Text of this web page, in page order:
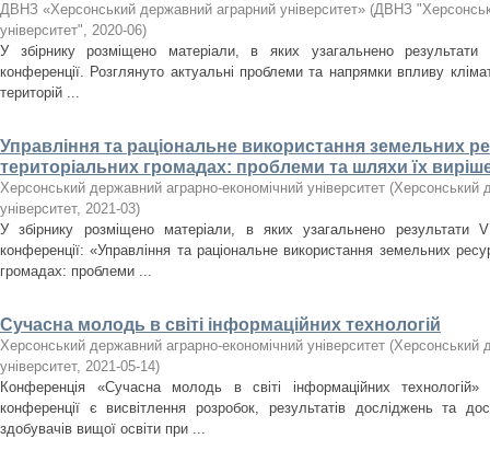
ДВНЗ «Херсонський державний аграрний університет» (ДВНЗ
університет", 2020-06)
У збірнику розміщено матеріали, в яких узагальнено результати
конференції. Розглянуто актуальні проблеми та напрямки впливу
територій ...
Управління та раціональне використання земельних
територіальних громадах: проблеми та шляхи їх
Херсонський державний аграрно-економічний університет (Херсонський
університет, 2021-03)
У збірнику розміщено матеріали, в яких узагальнено результати V
конференції: «Управління та раціональне використання земельних
громадах: проблеми ...
Сучасна молодь в світі інформаційних технологій
Херсонський державний аграрно-економічний університет (Херсонський
університет, 2021-05-14)
Конференція «Сучасна молодь в світі інформаційних
конференції є висвітлення розробок, результатів досліджень та
здобувачів вищої освіти при ...